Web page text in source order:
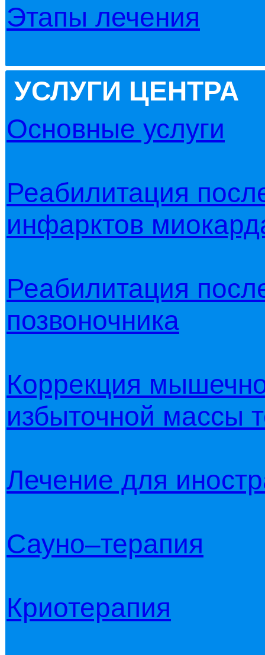
Этапы лечения
УСЛУГИ ЦЕНТРА
Основные услуги
Реабилитация
инфарктов
Реабилитация
позвоночника
Коррекция
избыточной массы
Лечение для
Сауно–терапия
Криотерапия